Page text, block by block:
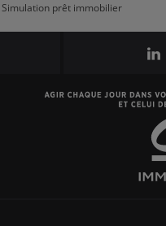
Simulation prêt immobilier